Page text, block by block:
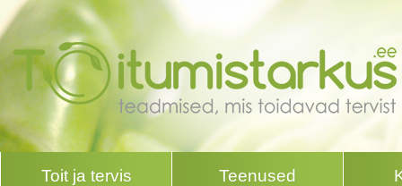
Toit ja tervis Teenused